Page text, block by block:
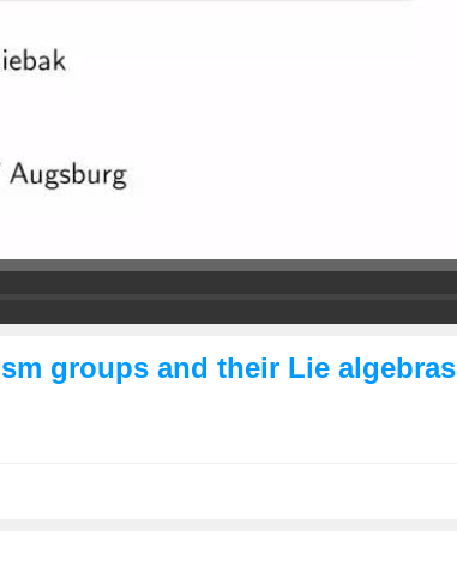
groups and their Lie algebras